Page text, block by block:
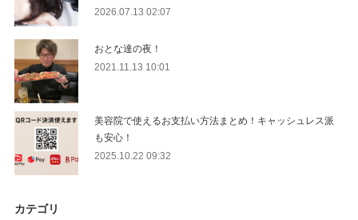
2026.07.13 02:07
おとな達の夜！
2021.11.13 10:01
美容院で使えるお支払い方法まとめ！キャッシュレス派
も安心！
2025.10.22 09:32
カテゴリ